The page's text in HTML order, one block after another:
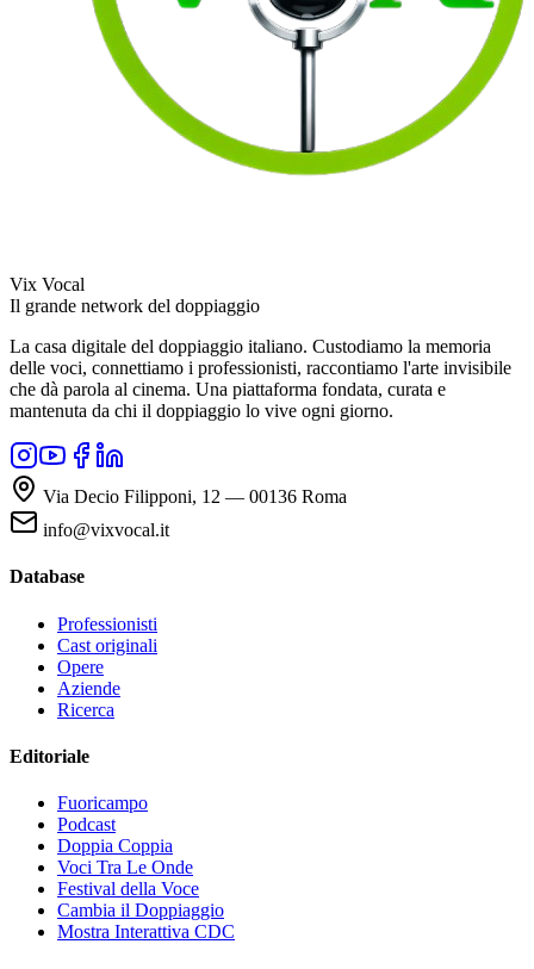
Vix Vocal
Il grande network del doppiaggio
La casa digitale del doppiaggio italiano. Custodiamo la memoria
delle voci, connettiamo i professionisti, raccontiamo l'arte invisibile
che dà parola al cinema. Una piattaforma fondata, curata e
mantenuta da chi il doppiaggio lo vive ogni giorno.
Via Decio Filipponi, 12 — 00136 Roma
info@vixvocal.it
Database
Professionisti
Cast originali
Opere
Aziende
Ricerca
Editoriale
Fuoricampo
Podcast
Doppia Coppia
Voci Tra Le Onde
Festival della Voce
Cambia il Doppiaggio
Mostra Interattiva CDC